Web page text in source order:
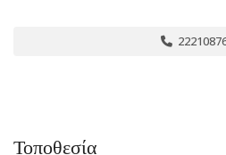
Τοποθεσία